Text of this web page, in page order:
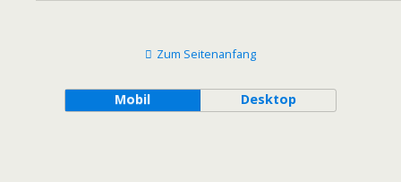
Zum Seitenanfang
Mobil Desktop